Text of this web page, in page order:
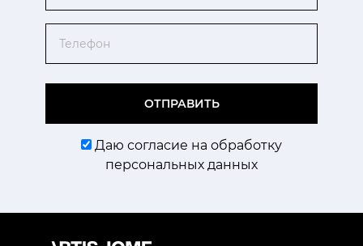
ОТПРАВИТЬ
Даю согласие на обработку
персональных данных